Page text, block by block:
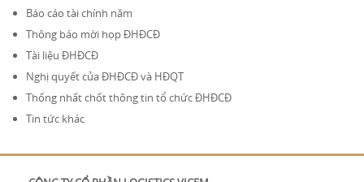
Báo cáo tài chính năm
Thông báo mời họp ĐHĐCĐ
Tài liệu ĐHĐCĐ
Nghị quyết của ĐHĐCĐ và HĐQT
Thống nhất chốt thông tin tổ chức ĐHĐCĐ
Tin tức khác